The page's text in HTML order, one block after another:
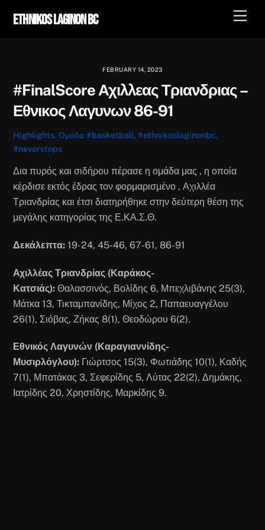
Ethnikos Laginon BC
FEBRUARY 14, 2023
#FinalScore Αχιλλεας Τριανδριας –
Εθνικος Λαγυνων 86-91
Highlights,Ομάδα #basketball,#ethnikoslaginonbc,
#neverstops
Δια πυρός και σιδήρου πέρασε η ομάδα μας , η οποία
κέρδισε εκτός έδρας τον φορμαρισμένο , Αχιλλέα
Τριανδρίας και έτσι διατηρήθηκε στην δεύτερη θέση της
μεγάλης κατηγορίας της Ε.ΚΑ.Σ.Θ.
Δεκάλεπτα: 19-24, 45-46, 67-61, 86-91
Αχιλλέας Τριανδρίας (Καράκος-
Κατσιάς): Θαλασσινός, Βολίδης 6, Μπεχλιβάνης 25(3),
Μάτκα 13, Τικταμπανίδης, Μίχος 2, Παπαευαγγέλου
26(1), Σιόβας, Ζήκας 8(1), Θεοδώρου 6(2).
Εθνικός Λαγυνών (Καραγιαννίδης-
Μυσιρλόγλου): Γιώρτσος 15(3), Φωτιάδης 10(1), Καδής
7(1), Μπατάκας 3, Σεφερίδης 5, Λύτας 22(2), Δημάκης,
Ιατρίδης 20, Χρηστίδης, Μαρκίδης 9.